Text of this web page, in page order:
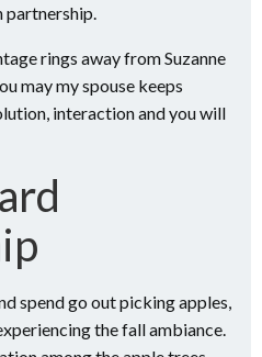
partnership.
rings away from Suzanne
may my spouse keeps
interaction and you will
spend go out picking apples,
the fall ambiance.